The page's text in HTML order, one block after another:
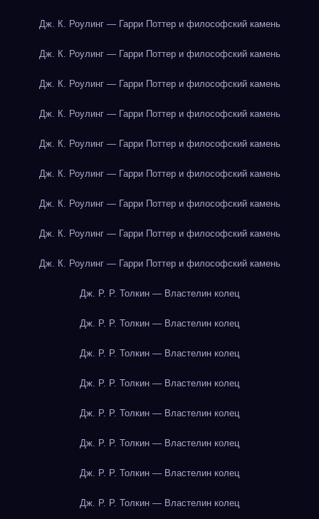
Дж. К. Роулинг — Гарри Поттер и философский камень
Дж. К. Роулинг — Гарри Поттер и философский камень
Дж. К. Роулинг — Гарри Поттер и философский камень
Дж. К. Роулинг — Гарри Поттер и философский камень
Дж. К. Роулинг — Гарри Поттер и философский камень
Дж. К. Роулинг — Гарри Поттер и философский камень
Дж. К. Роулинг — Гарри Поттер и философский камень
Дж. К. Роулинг — Гарри Поттер и философский камень
Дж. К. Роулинг — Гарри Поттер и философский камень
Дж. Р. Р. Толкин — Властелин колец
Дж. Р. Р. Толкин — Властелин колец
Дж. Р. Р. Толкин — Властелин колец
Дж. Р. Р. Толкин — Властелин колец
Дж. Р. Р. Толкин — Властелин колец
Дж. Р. Р. Толкин — Властелин колец
Дж. Р. Р. Толкин — Властелин колец
Дж. Р. Р. Толкин — Властелин колец